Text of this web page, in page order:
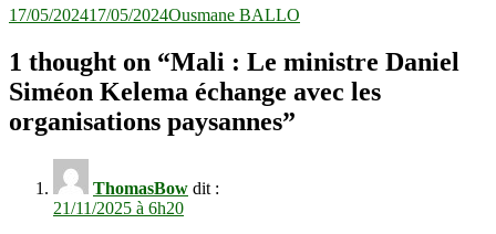
17/05/202417/05/2024Ousmane BALLO
1 thought on “Mali : Le ministre Daniel
Siméon Kelema échange avec les
organisations paysannes”
ThomasBow dit :
21/11/2025 à 6h20